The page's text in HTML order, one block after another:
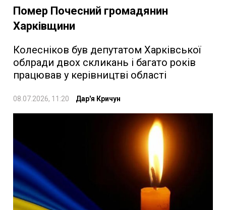
Помер Почесний громадянин
Харківщини
Колесніков був депутатом Харківської
облради двох скликань і багато років
працював у керівництві області
08.07.2026, 11:20 Дар'я Кричун